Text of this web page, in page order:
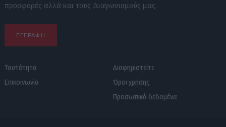
προσφορές αλλά και τους Διαγωνισμούς μας.
ΕΓΓΡΑΦΗ
Ταυτότητα
Επικοινωνία
Διαφημιστείτε
Όροι χρήσης
Προσωπικά δεδομένα